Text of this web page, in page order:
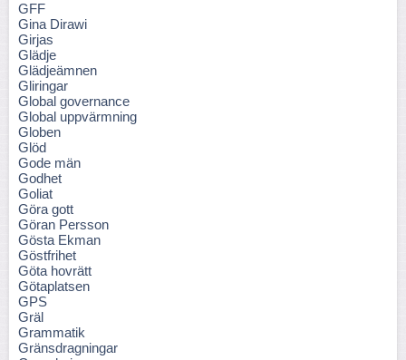
GFF
Gina Dirawi
Girjas
Glädje
Glädjeämnen
Gliringar
Global governance
Global uppvärmning
Globen
Glöd
Gode män
Godhet
Goliat
Göra gott
Göran Persson
Gösta Ekman
Göstfrihet
Göta hovrätt
Götaplatsen
GPS
Gräl
Grammatik
Gränsdragningar